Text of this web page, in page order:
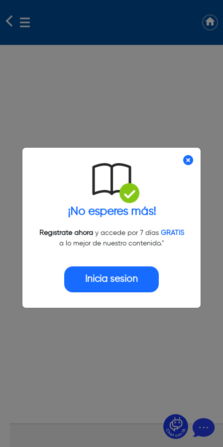
¡No esperes más!
Regístrate ahoray accede por 7 días GRATIS
a lo mejor de nuestro contenido."
Inicia sesión